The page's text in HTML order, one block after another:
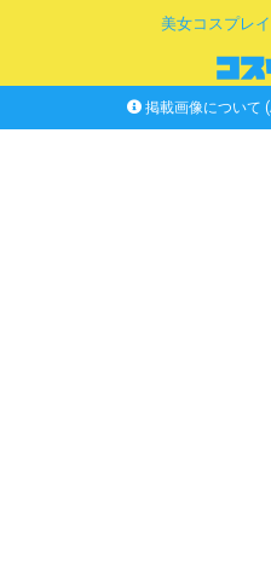
美女コスプレ
掲載画像について